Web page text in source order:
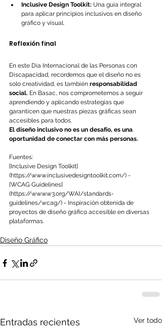
Inclusive Design Toolkit: Una guía integral
para aplicar principios inclusivos en diseño
gráfico y visual.
Reflexión final
En este Día Internacional de las Personas con
Discapacidad, recordemos que el diseño no es
solo creatividad, es también responsabilidad
social. En Basac, nos comprometemos a seguir
aprendiendo y aplicando estrategias que
garanticen que nuestras piezas gráficas sean
accesibles para todos.
El diseño inclusivo no es un desafío, es una
oportunidad de conectar con más personas.
Fuentes:
[Inclusive Design Toolkit]
(https://www.inclusivedesigntoolkit.com/) -
[WCAG Guidelines]
(https://www.w3.org/WAI/standards-
guidelines/wcag/) - Inspiración obtenida de
proyectos de diseño gráfico accesible en diversas
plataformas.
Diseño Gráfico
Entradas recientes Ver todo